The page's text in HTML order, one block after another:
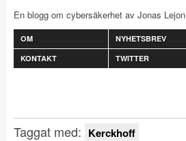
En blogg om cybersäkerhet av Jonas Lejon
OM
NYHETSBREV
KONTAKT
TWITTER
Taggat med: Kerckhoff